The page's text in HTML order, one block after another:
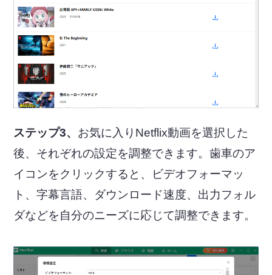
ステップ3、 お気に入りNetflix動画を選択した
後、それぞれの設定を調整できます。歯車のア
イコンをクリックすると、ビデオフォーマッ
ト、字幕言語、ダウンロード速度、出力フォル
ダなどを自分のニーズに応じて調整できます。